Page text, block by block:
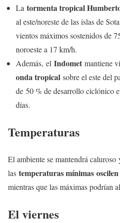
La tormenta tropical
al este/noreste de las islas de
vientos máximos sostenidos de
noroeste a 17 km/h.
Además, el Indomet mantiene
onda tropical sobre el este del
de 50 % de desarrollo ciclónico
días.
Temperaturas
El ambiente se mantendrá caluroso
las temperaturas mínimas
mientras que las máximas podrían
El viernes